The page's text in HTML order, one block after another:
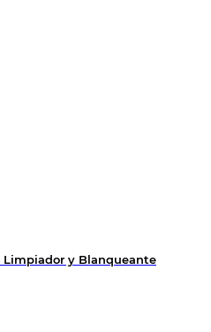
Limpiador y Blanqueante